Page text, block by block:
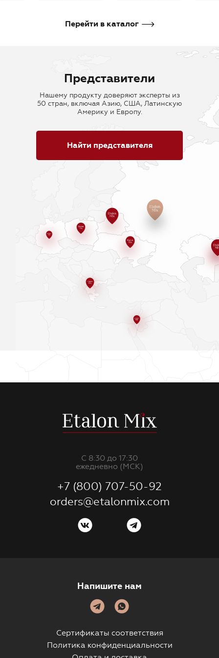
Перейти в каталог
Представители
Нашему продукту доверяют эксперты из
50 стран, включая Азию, США, Латинскую
Америку и Европу.
Найти представителя
С 8:30 до 17:30
ежедневно (МСК)
+7 (800) 707-50-92
orders@etalonmix.com
Напишите нам
Сертификаты соответствия
Политика конфиденциальности